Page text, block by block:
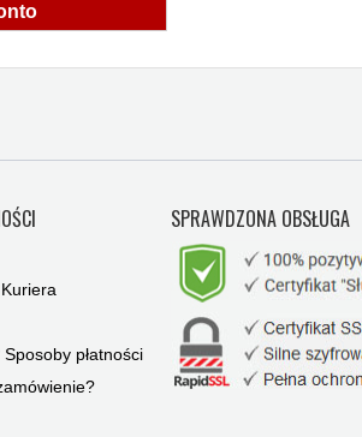
płatności
SPRAWDZONA OBSŁUGA